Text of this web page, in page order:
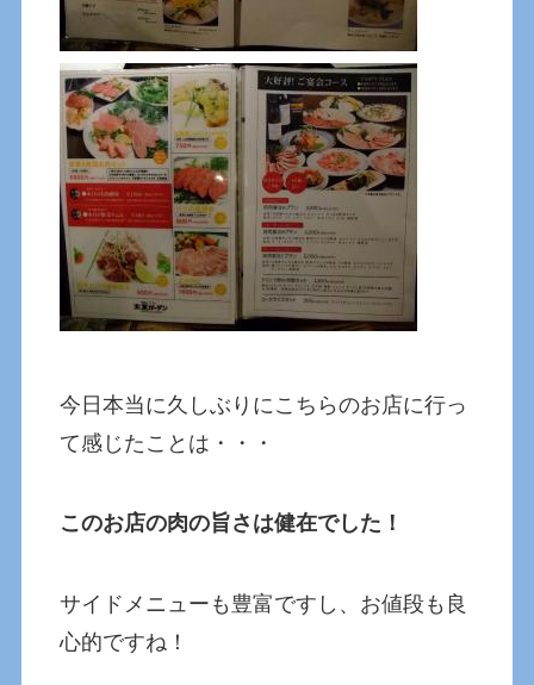
今日本当に久しぶりにこちらのお店に行っ
て感じたことは・・・
このお店の肉の旨さは健在でした！
サイドメニューも豊富ですし、お値段も良
心的ですね！